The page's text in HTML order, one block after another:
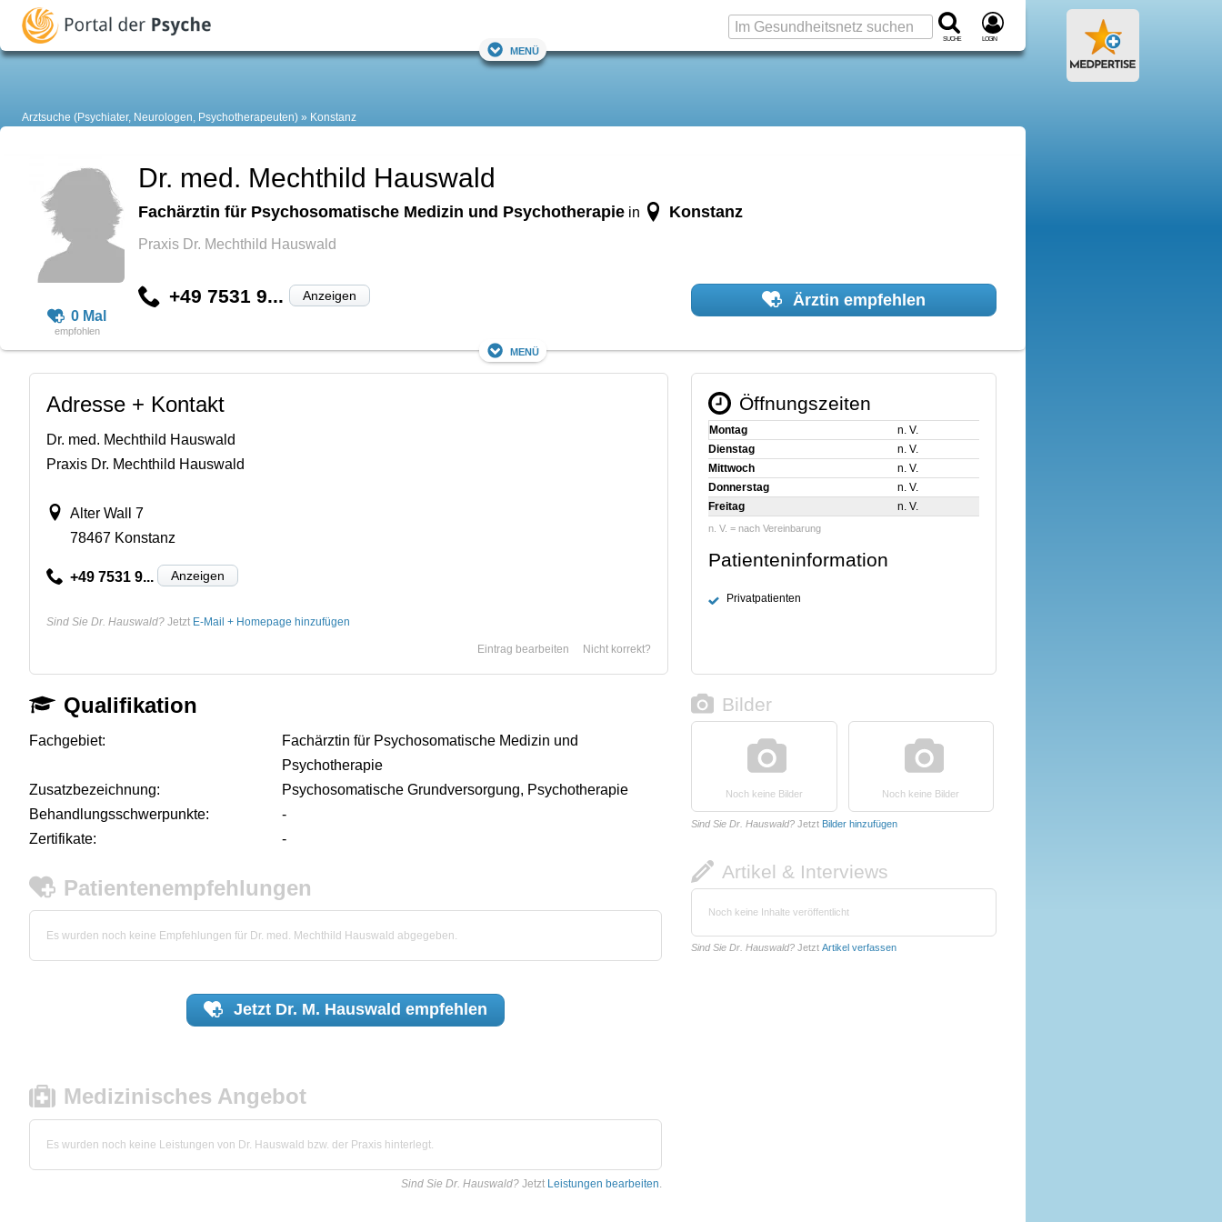
Suche Login
Menü
Arztsuche (Psychiater, Neurologen, Psychotherapeuten) Konstanz
0 Mal
Dr. med. Mechthild Hauswald
Fachärztin für Psychosomatische Medizin und Psychotherapie in Konstanz
Praxis Dr. Mechthild Hauswald
+49 7531 9... Anzeigen Ärztin empfehlen
Menü
Adresse + Kontakt
Dr. med. Mechthild Hauswald
Praxis Dr. Mechthild Hauswald
Alter Wall 7
78467 Konstanz
+49 7531 9... Anzeigen
Sind Sie Dr. Hauswald? Jetzt E-Mail + Homepage hinzufügen
Nicht korrekt?
Eintrag bearbeiten
Öffnungszeiten
Montag
n. V.
Dienstag
n. V.
Mittwoch
n. V.
Donnerstag
n. V.
Freitag
n. V.
n. V. = nach Vereinbarung
Patienteninformation
Privatpatienten
Qualifikation
Fachgebiet:
Fachärztin für Psychosomatische Medizin und
Psychotherapie
Zusatzbezeichnung:
Psychosomatische Grundversorgung, Psychotherapie
Behandlungsschwerpunkte:
-
Zertifikate:
-
Patientenempfehlungen
Es wurden noch keine Empfehlungen für Dr. med. Mechthild Hauswald abgegeben.
Jetzt Dr. M. Hauswald empfehlen
Medizinisches Angebot
Es wurden noch keine Leistungen von Dr. Hauswald bzw. der Praxis hinterlegt.
Sind Sie Dr. Hauswald? Jetzt Leistungen bearbeiten.
Bilder
Noch keine Bilder Noch keine Bilder
Sind Sie Dr. Hauswald? Jetzt Bilder hinzufügen
Artikel & Interviews
Noch keine Inhalte veröffentlicht
Sind Sie Dr. Hauswald? Jetzt Artikel verfassen